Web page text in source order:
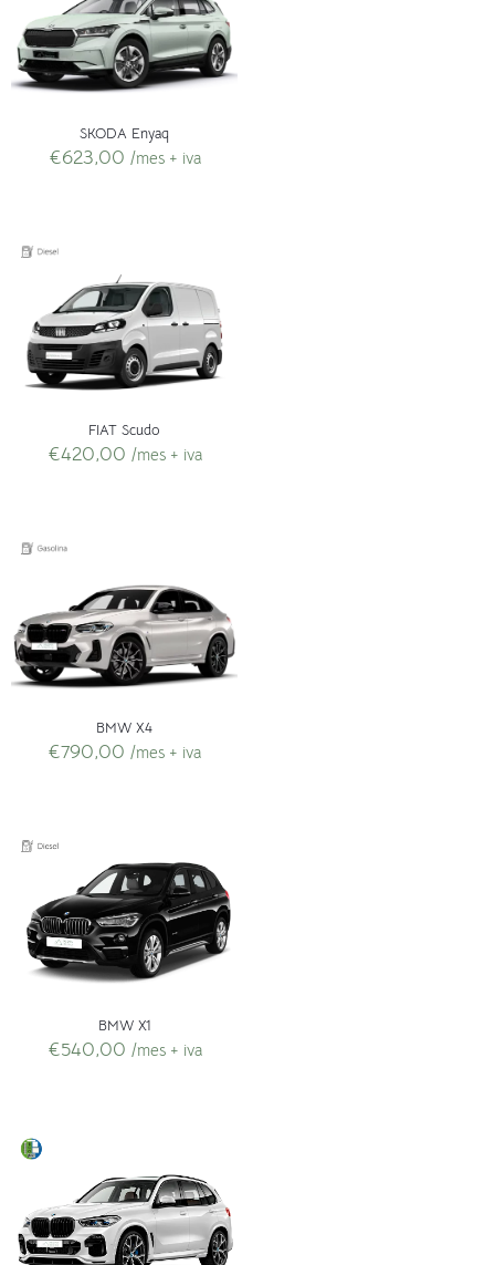
SKODA Enyaq
€623,00 /mes + iva
FIAT Scudo
€420,00 /mes + iva
BMW X4
€790,00 /mes + iva
BMW X1
€540,00 /mes + iva